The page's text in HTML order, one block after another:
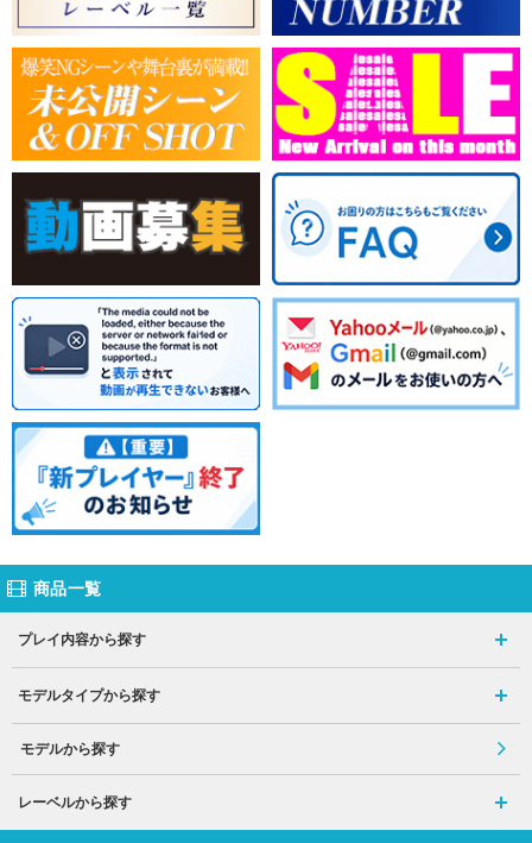
商品一覧
プレイ内容から探す
モデルタイプから探す
モデルから探す
レーベルから探す